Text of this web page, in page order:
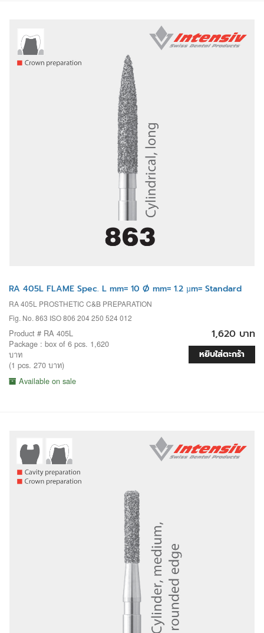
RA 405L FLAME Spec. L mm= 10 Ø mm= 1.2 µm= Standard
RA 405L PROSTHETIC C&B PREPARATION
Fig. No. 863 ISO 806 204 250 524 012
Product # RA 405L
Package : box of 6 pcs. 1,620
บาท
(1 pcs. 270 บาท)
Available on sale
1,620 บาท
หยิบใส่ตะกร้า